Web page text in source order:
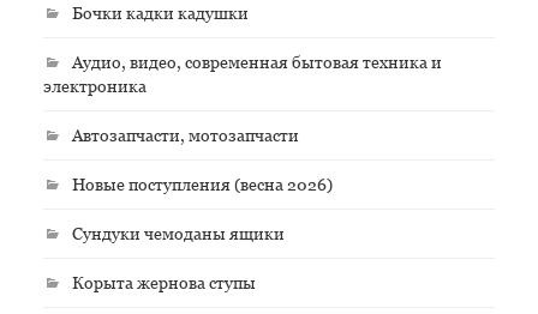
Бочки кадки кадушки
Аудио, видео, современная бытовая техника и
электроника
Автозапчасти, мотозапчасти
Новые поступления (весна 2026)
Сундуки чемоданы ящики
Корыта жернова ступы